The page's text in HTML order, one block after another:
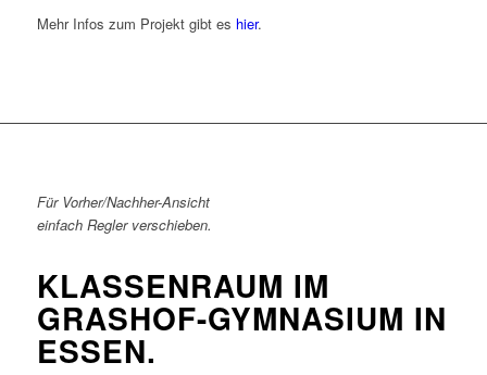
Mehr Infos zum Projekt gibt es hier.
Für Vorher/Nachher-Ansicht
einfach Regler verschieben.
KLASSENRAUM IM
GRASHOF-GYMNASIUM IN
ESSEN.